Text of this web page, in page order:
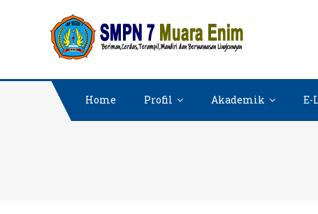
Website
Home Profil Akademik E-